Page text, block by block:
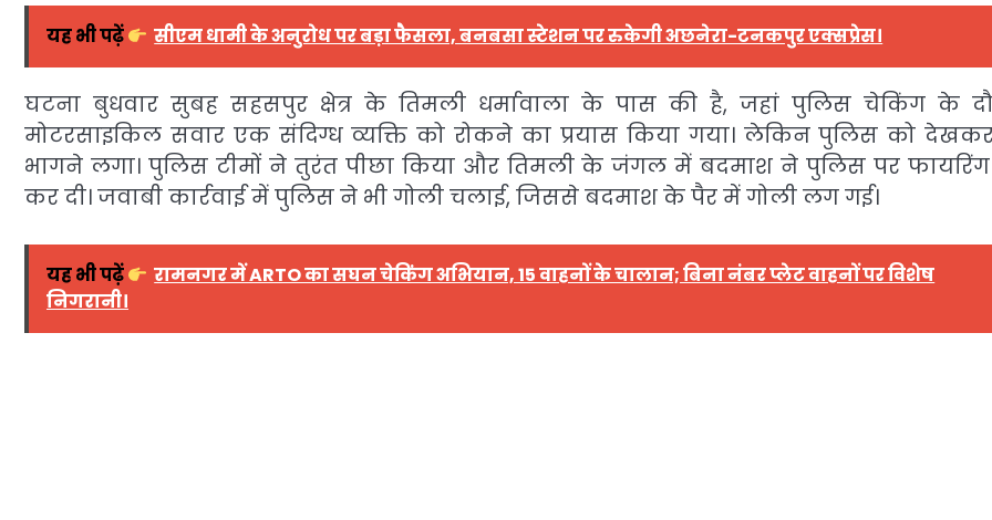
यह भी पढ़ें सीएम धामी के अनुरोध पर बड़ा फैसला, बनबसा स्टेशन पर रुकेगी अछनेरा-टनकपुर एक्सप्रेस।
घटना बुधवार सुबह सहसपुर क्षेत्र के तिमली धर्मावाला के पास की है, जहां पुलिस चेकिंग के
मोटरसाइकिल सवार एक संदिग्ध व्यक्ति को रोकने का प्रयास किया गया। लेकिन पुलिस को
भागने लगा। पुलिस टीमों ने तुरंत पीछा किया और तिमली के जंगल में बदमाश ने पुलिस पर
कर दी। जवाबी कार्रवाई में पुलिस ने भी गोली चलाई, जिससे बदमाश के पैर में गोली लग गई।
यह भी पढ़ें
रामनगर में ARTO का सघन चेकिंग अभियान, 15 वाहनों के चालान; बिना नंबर प्लेट वाहनों पर विशेष
निगरानी।